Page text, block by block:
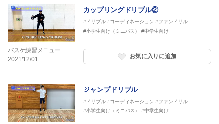
バスケ練習メニュー
2021/12/01
カップリングドリブル②
#ドリブル #コーディネーション #ファンドリル
#小学生向け（ミニバス）
#中学生向け
お気に入りに追加
ジャンプドリブル
#ドリブル #コーディネーション #ファンドリル
#小学生向け（ミニバス）
#中学生向け